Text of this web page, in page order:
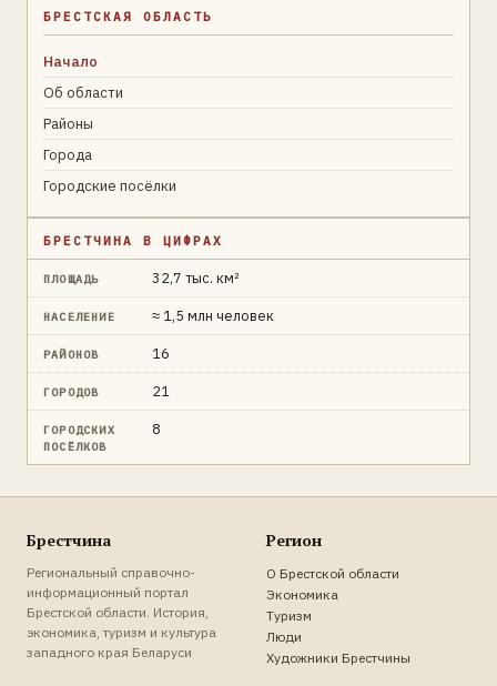
БРЕСТСКАЯ ОБЛАСТЬ
Начало
Об области
Районы
Города
Городские посёлки
БРЕСТЧИНА В ЦИФРАХ
ПЛОЩАДЬ 32,7 тыс. км²
НАСЕЛЕНИЕ ≈ 1,5 млн человек
РАЙОНОВ 16
ГОРОДОВ 21
ГОРОДСКИХ
ПОСЁЛКОВ
8
Брестчина
Региональный справочно-
информационный портал
Брестской области. История,
экономика, туризм и культура
западного края Беларуси
Регион
О Брестской области
Экономика
Туризм
Люди
Художники Брестчины